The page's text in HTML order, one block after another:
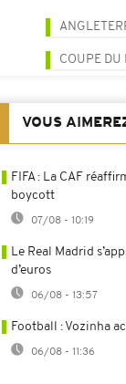
COUPE DU
VOUS
FIFA : La CAF
boycott
07/08 - 10:19
Le Real Madrid
d’euros
06/08 - 13:57
Football : Vozinha
06/08 - 11:36